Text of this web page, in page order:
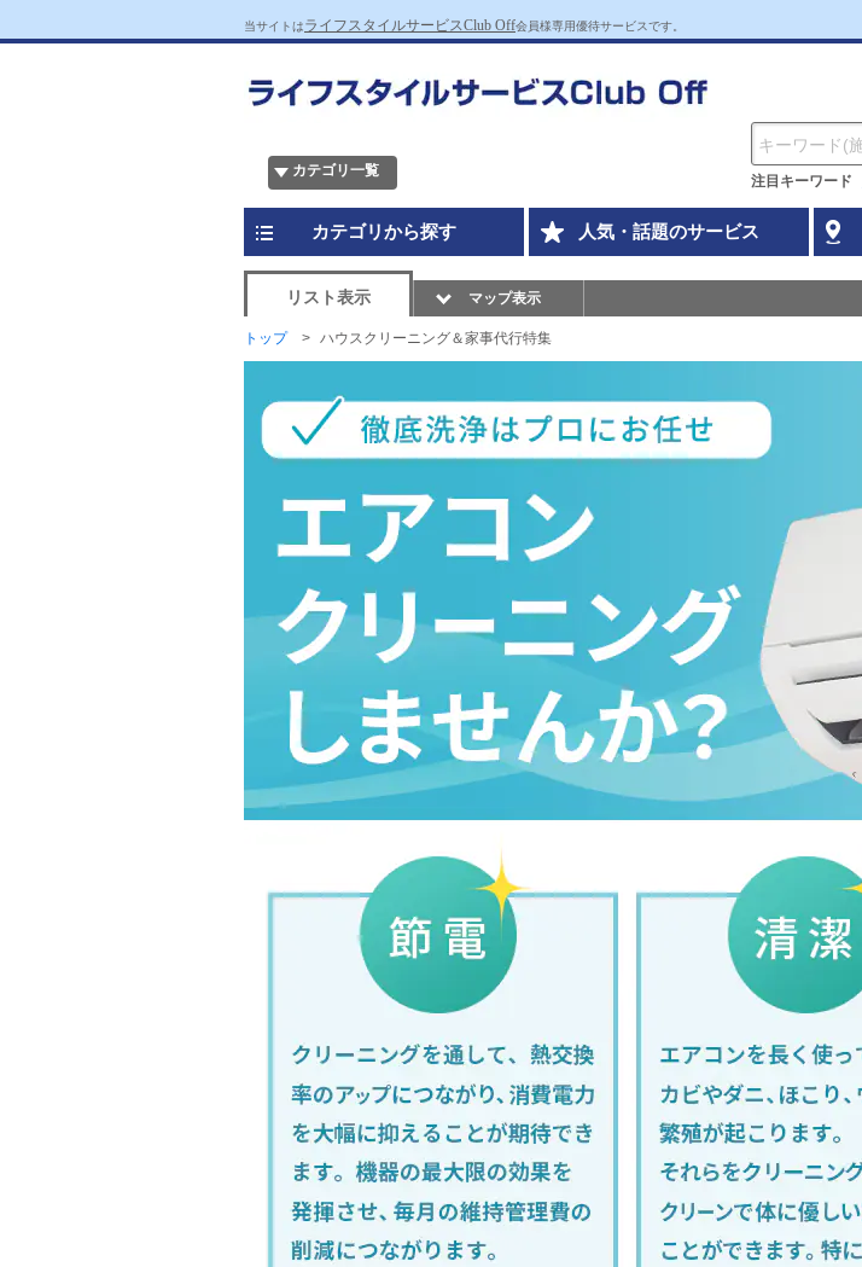
当サイトはライフスタイルサービスClub Off会員様専用優待サービスです。
カテゴリ一覧
注目キーワード
カテゴリから探す 人気・話題のサービス
リスト表示 マップ表示
トップ ハウスクリーニング＆家事代行特集